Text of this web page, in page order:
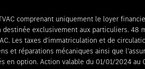
comprenant uniquement le loyer
destinée exclusivement aux particuliers. 48
Les taxes d’immatriculation et de
et réparations mécaniques ainsi que
en option. Action valable du 01/01/2024